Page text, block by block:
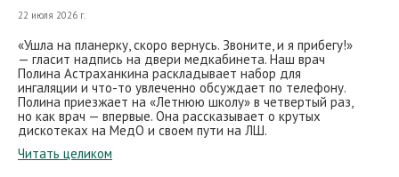
22 июля 2026 г.
«Ушла на планерку, скоро вернусь. Звоните, и я прибегу!»
— гласит надпись на двери медкабинета. Наш врач
Полина Астраханкина раскладывает набор для
ингаляции и что-то увлеченно обсуждает по телефону.
Полина приезжает на «Летнюю школу» в четвертый раз,
но как врач — впервые. Она рассказывает о крутых
дискотеках на МедО и своем пути на ЛШ.
Читать целиком